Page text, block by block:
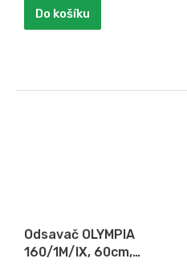
Do košíku
Odsavač OLYMPIA
160/1M/IX, 60cm,